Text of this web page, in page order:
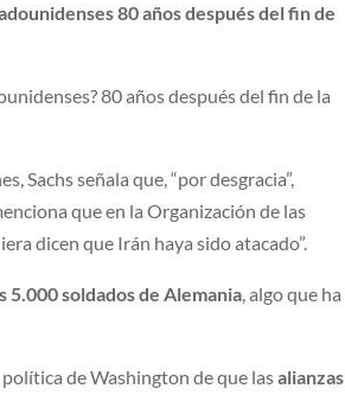
80 años después del fin de
80 años después del fin de la
Sachs señala que, “por desgracia”,
que en la Organización de las
dicen que Irán haya sido atacado”.
5.000 soldados de Alemania, algo que ha
de Washington de que lasalianzas